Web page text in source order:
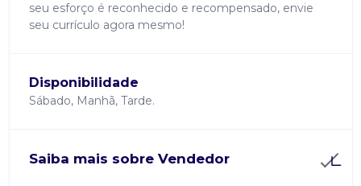
seu esforço é reconhecido e recompensado, envie
seu currículo agora mesmo!
Disponibilidade
Sábado, Manhã, Tarde.
Saiba mais sobre Vendedor